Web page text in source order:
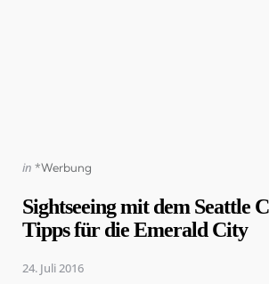
Posted
in *Werbung
Sightseeing mit dem Seattle
Tipps für die Emerald City
24. Juli 2016